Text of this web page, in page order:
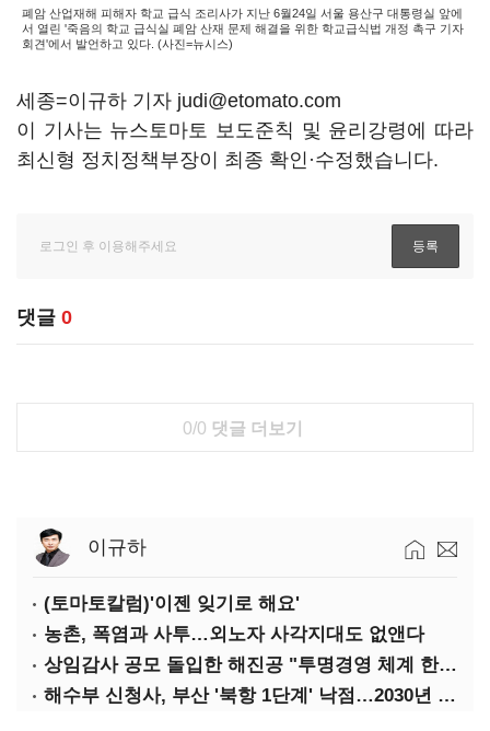
폐암 산업재해 피해자 학교 급식 조리사가 지난 6월24일 서울 용산구 대통령실 앞에
서 열린 '죽음의 학교 급식실 폐암 산재 문제 해결을 위한 학교급식법 개정 촉구 기자
회견'에서 발언하고 있다. (사진=뉴시스)
세종=이규하 기자 judi@etomato.com
이 기사는 뉴스토마토 보도준칙 및 윤리강령에 따라
최신형 정치정책부장이 최종 확인·수정했습니다.
댓글 0
0/0 댓글 더보기
이규하
(토마토칼럼)'이젠 잊기로 해요'
농촌, 폭염과 사투…외노자 사각지대도 없앤다
상임감사 공모 돌입한 해진공 "투명경영 체계 한층 강화"
해수부 신청사, 부산 '북항 1단계' 낙점…2030년 완공 목표